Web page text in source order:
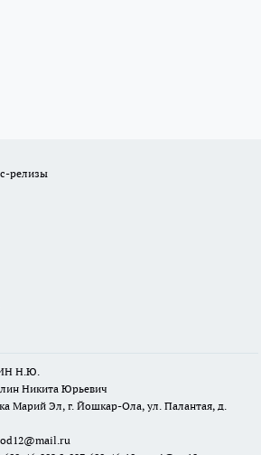
релизы
Н.Ю.
Никита Юрьевич
Марий Эл, г. Йошкар-Ола, ул. Палантая, д.